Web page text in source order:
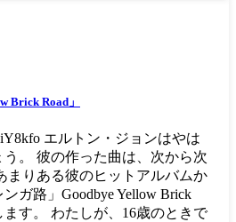
Brick Road」
エルトン・ジョンはやは
。 彼の作った曲は、次から次
まりある彼のヒットアルバムか
ガ路」Goodbye Yellow Brick
ます。 わたしが、16歳のときで